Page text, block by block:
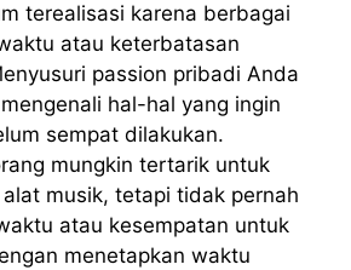
terealisasi karena berbagai
atau keterbatasan
passion pribadi Anda
hal-hal yang ingin
sempat dilakukan.
mungkin tertarik untuk
musik, tetapi tidak pernah
atau kesempatan untuk
menetapkan waktu